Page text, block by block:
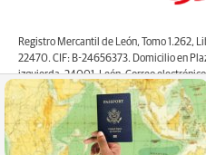
Registro Mercantil de León, Tomo 1.262,
22470. CIF: B-24656373. Domicilio en
izquierda, 24001, León. Correo
Copyright © ALNUAR 2000 S.L. (LA
empresa, de empresas del grupo o de